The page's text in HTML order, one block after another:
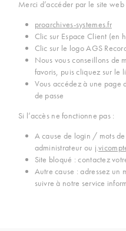
Merci d’accéder par le site web
proarchives-systemes.fr
Clic sur Espace Client (en
Clic sur le logo AGS
Nous vous conseillons de
favoris, puis cliquez sur le
Vous accédez à une page
de passe
Si l’accès ne fonctionne pas :
A cause de login / mots
administrateur ou j.
Site bloqué : contactez
Autre cause : adressez un
suivre à notre service